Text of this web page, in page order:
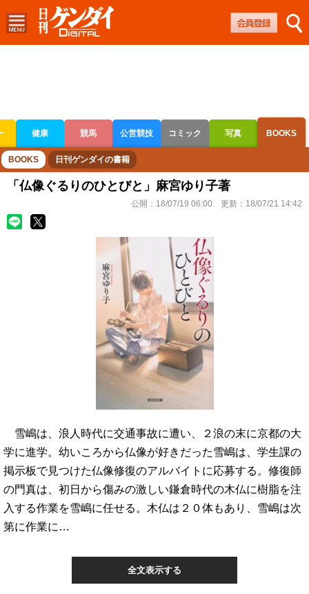
健康 競馬 公営競技 コミック 写真 BOOKS
ボートレース 競輪 オートレース
BOOKS 日刊ゲンダイの書籍
「仏像ぐるりのひとびと」麻宮ゆり子著
公開： 18/07/19 06:00 更新： 18/07/21 14:42
雪嶋は、浪人時代に交通事故に遭い、２浪の末に京都の大
学に進学。幼いころから仏像が好きだった雪嶋は、学生課の
掲示板で見つけた仏像修復のアルバイトに応募する。修復師
の門真は、初日から傷みの激しい鎌倉時代の木仏に樹脂を注
入する作業を雪嶋に任せる。木仏は２０体もあり、雪嶋は次
第に作業に…
全文表示する